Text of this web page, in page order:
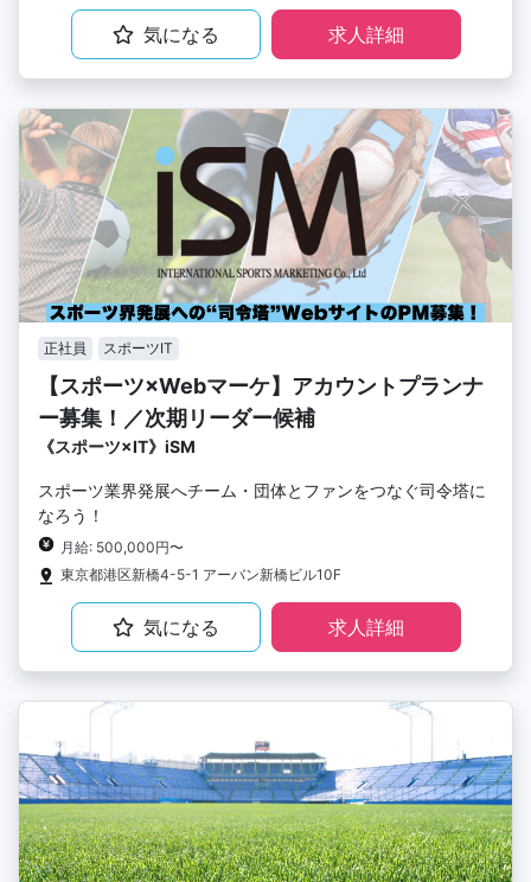
気になる 求人詳細
正社員 スポーツIT
【スポーツ×Webマーケ】アカウントプランナ
ー募集！／次期リーダー候補
《スポーツ×IT》iSM
スポーツ業界発展へチーム・団体とファンをつなぐ司令塔に
なろう！
月給: 500,000円〜
東京都港区新橋4-5-1 アーバン新橋ビル10F
気になる 求人詳細